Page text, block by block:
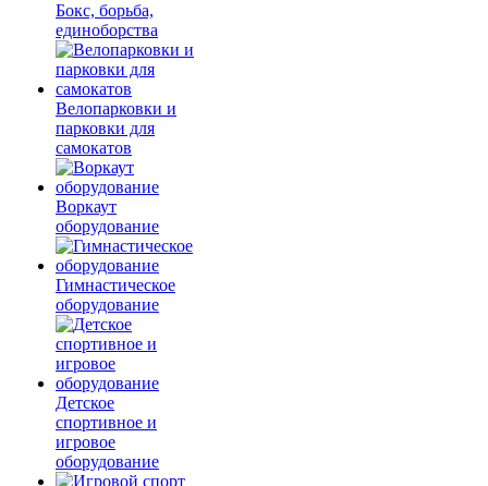
Бокс, борьба,
единоборства
Велопарковки и
парковки для
самокатов
Воркаут
оборудование
Гимнастическое
оборудование
Детское
спортивное и
игровое
оборудование